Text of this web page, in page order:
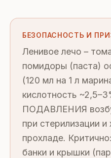
БЕЗОПАСНОСТЬ И
Ленивое лечо –
помидоры (паста)
(120 мл на 1 л
кислотность
ПОДАВЛЕНИЯ
при стерилизации и
прохладе.
банки и крышки